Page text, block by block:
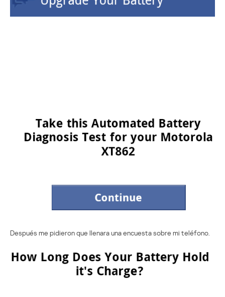
Después me pidieron que llenara una encuesta sobre mi teléfono.